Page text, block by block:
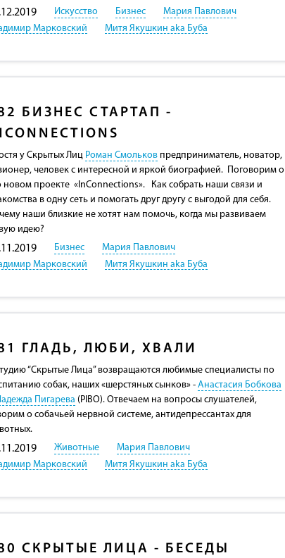
Искусство Бизнес
Мария Павлович
Марковский
Митя Якушкин aka Буба
БИЗНЕС СТАРТАП -
у Скрытых Лиц Роман Смольковпредприниматель, новатор,
человек с интересной и яркой биографией. Поговорим о
новом проекте «InConnections». Как собрать наши связи и
в одну сеть и помогать друг другу с выгодой для себя.
наши близкие не хотят нам помочь, когда мы развиваем
идею?
Бизнес
Мария Павлович
Марковский
Митя Якушкин aka Буба
ГЛАДЬ, ЛЮБИ, ХВАЛИ
“Скрытые Лица” возвращаются любимые специалисты по
собак, наших «шерстяных сынков» - Анастасия Бобкова
Пигарева (PIBO). Отвечаем на вопросы слушателей,
о собачьей нервной системе, антидепрессантах для
Животные
Мария Павлович
Марковский
Митя Якушкин aka Буба
СКРЫТЫЕ ЛИЦА - БЕСЕДЫ